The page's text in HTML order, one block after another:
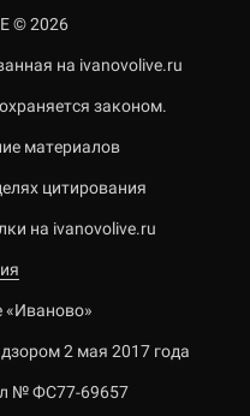
© 2026
на ivanovolive.ru
законом.
материалов
цитирования
на ivanovolive.ru
«Иваново»
2 мая 2017 года
№ ФС77-69657